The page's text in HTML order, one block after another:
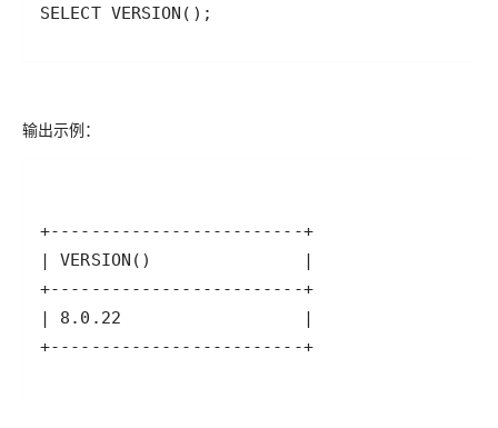
SELECT VERSION();
输出示例：
+-------------------------+
+-------------------------+
+-------------------------+